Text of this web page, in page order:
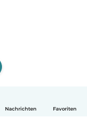
Nachrichten Favoriten